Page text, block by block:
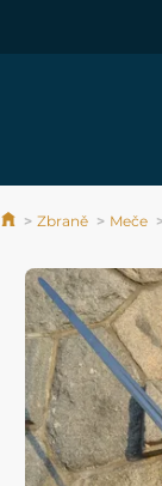
Zbraně Meče